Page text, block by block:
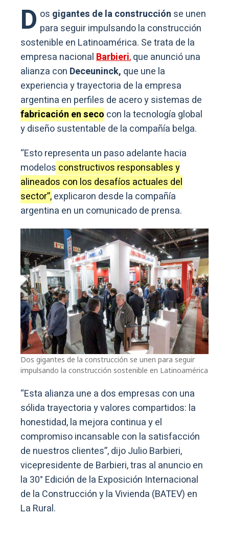
D os gigantes de la construcción se unen
para seguir impulsando la construcción
sostenible en Latinoamérica. Se trata de la
empresa nacionalBarbieri,que anunció una
alianza con Deceuninck, que une la
experiencia y trayectoria de la empresa
argentina en perfiles de acero y sistemas de
fabricación en seco con la tecnología global
y diseño sustentable de la compañía belga.
“Esto representa un paso adelante hacia
modelos constructivos responsables y
alineados con los desafíos actuales del
sector”,explicaron desde la compañía
argentina en un comunicado de prensa.
Dos gigantes de la construcción se unen para seguir
impulsando la construcción sostenible en Latinoamérica
“Esta alianza une a dos empresas con una
sólida trayectoria y valores compartidos: la
honestidad, la mejora continua y el
compromiso incansable con la satisfacción
de nuestros clientes”, dijo Julio Barbieri,
vicepresidente de Barbieri, tras al anuncio en
la 30° Edición de la Exposición Internacional
de la Construcción y la Vivienda (BATEV) en
La Rural.